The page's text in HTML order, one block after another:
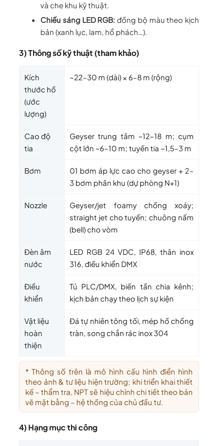
và che khu kỹ thuật.
Chiếu sáng LED RGB: đồng bộ màu theo kịch
bản (xanh lục, lam, hổ phách…).
3) Thông số kỹ thuật (tham khảo)
Kích
thước hồ
(ước
lượng)
~22–30 m (dài) × 6–8 m (rộng)
Cao độ
tia
Geyser trung tâm ~12–18 m; cụm
cột lớn ~6–10 m; tuyến tia ~1,5–3 m
Bơm
01 bơm áp lực cao cho geyser + 2–
3 bơm phân khu (dự phòng N+1)
Nozzle
Geyser/jet foamy chống xoáy;
straight jet cho tuyến; chuông nấm
(bell) cho vòm
Đèn âm
nước
LED RGB 24 VDC, IP68, thân inox
316, điều khiển DMX
Điều
khiển
Tủ PLC/DMX, biến tần chia kênh;
kịch bản chạy theo lịch sự kiện
Vật liệu
hoàn
thiện
Đá tự nhiên tông tối, mép hồ chống
tràn, song chắn rác inox 304
* Thông số trên là mô hình cấu hình điển hình
theo ảnh & tư liệu hiện trường; khi triển khai thiết
kế – thẩm tra, NPT sẽ hiệu chỉnh chi tiết theo bản
vẽ mặt bằng – hệ thống của chủ đầu tư.
4) Hạng mục thi công